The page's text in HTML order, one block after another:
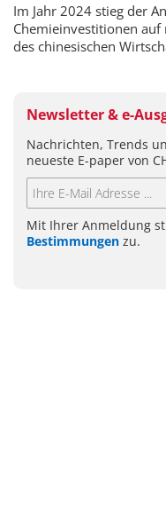
Im Jahr 2024 stieg der
Chemieinvestitionen auf
des chinesischen
Newsletter & e-
Nachrichten, Trends
neueste E-paper von
Mit Ihrer Anmeldung
Bestimmungen zu.